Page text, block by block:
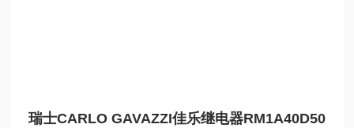
瑞士CARLO GAVAZZI佳乐继电器RM1A40D50